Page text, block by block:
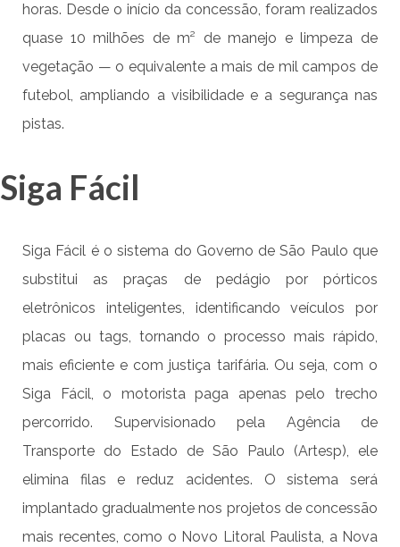
horas. Desde o início da concessão, foram realizados
quase 10 milhões de m² de manejo e limpeza de
vegetação — o equivalente a mais de mil campos de
futebol, ampliando a visibilidade e a segurança nas
pistas.
Siga Fácil
Siga Fácil é o sistema do Governo de São Paulo que
substitui as praças de pedágio por pórticos
eletrônicos inteligentes, identificando veículos por
placas ou tags, tornando o processo mais rápido,
mais eficiente e com justiça tarifária. Ou seja, com o
Siga Fácil, o motorista paga apenas pelo trecho
percorrido. Supervisionado pela Agência de
Transporte do Estado de São Paulo (Artesp), ele
elimina filas e reduz acidentes. O sistema será
implantado gradualmente nos projetos de concessão
mais recentes, como o Novo Litoral Paulista, a Nova